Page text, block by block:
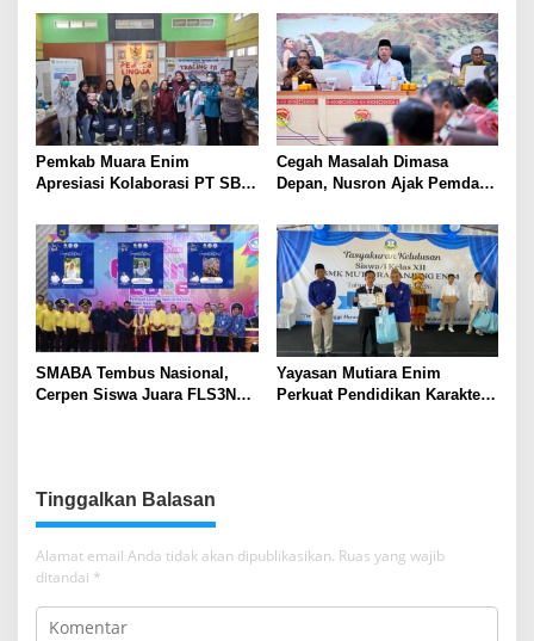
Indonesia
Terjadwal
Pemkab Muara Enim
Apresiasi Kolaborasi PT SBS
Warga Sekitar Tambang
Cegah Masalah Dimasa
Depan, Nusron Ajak Pemda
Rumah Ibadah di NTT
SMABA Tembus Nasional,
Cerpen Siswa Juara FLS3N
Yayasan Mutiara Enim
Perkuat Pendidikan Karakter,
Tinggalkan Balasan
Alamat email Anda tidak akan dipublikasikan. Ruas yang wajib
ditandai *